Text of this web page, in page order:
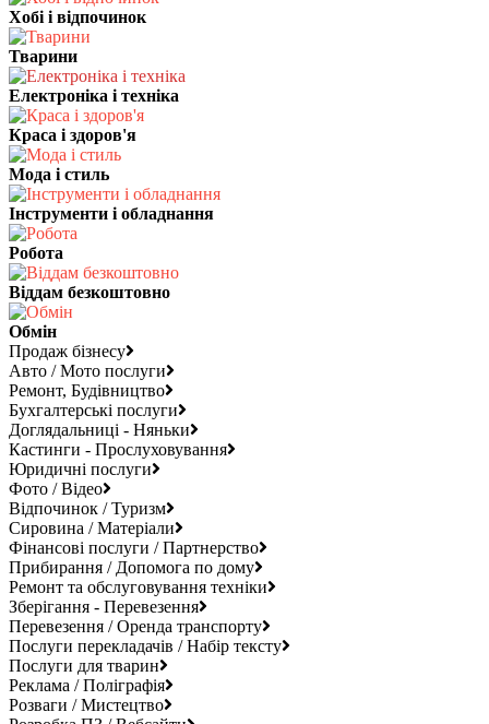
Хобі і відпочинок
Тварини
Електроніка і техніка
Краса і здоров'я
Мода і стиль
Інструменти і обладнання
Робота
Віддам безкоштовно
Обмін
Продаж бізнесу
Авто / Мото послуги
Ремонт, Будівництво
Бухгалтерські послуги
Доглядальниці - Няньки
Кастинги - Прослуховування
Юридичні послуги
Фото / Відео
Відпочинок / Туризм
Сировина / Матеріали
Фінансові послуги / Партнерство
Прибирання / Допомога по дому
Ремонт та обслуговування техніки
Зберігання - Перевезення
Перевезення / Оренда транспорту
Послуги перекладачів / Набір тексту
Послуги для тварин
Реклама / Поліграфія
Розваги / Мистецтво